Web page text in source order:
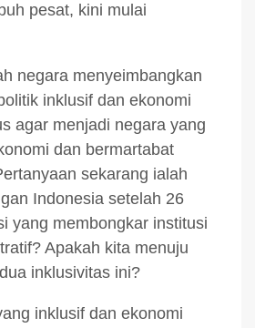
pesat, kini mulai
negara menyeimbangkan
inklusif dan ekonomi
agar menjadi negara yang
dan bermartabat
sekarang ialah
Indonesia setelah 26
yang membongkar institusi
Apakah kita menuju
inklusivitas ini?
inklusif dan ekonomi